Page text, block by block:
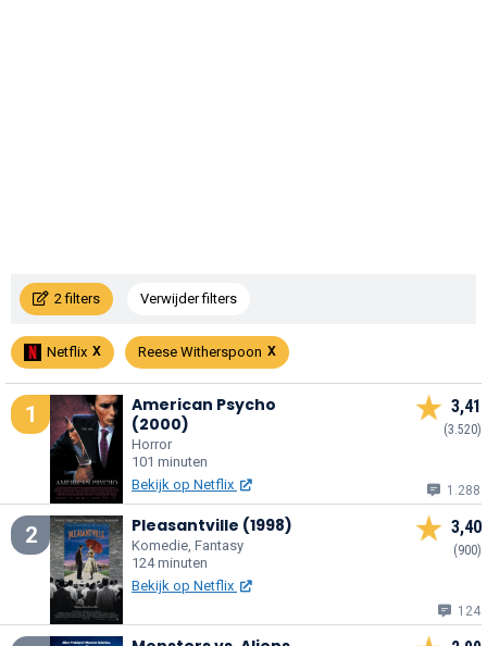
2 filters Verwijder filters
Netflix Reese Witherspoon
1
American Psycho
(2000)
Horror
101 minuten
Bekijk op Netflix
3,41
(3.520)
1.288
2 Pleasantville (1998)
Komedie, Fantasy
124 minuten
Bekijk op Netflix
3,40
(900)
124